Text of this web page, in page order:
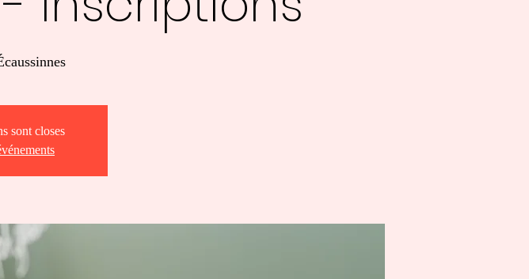
sont closes